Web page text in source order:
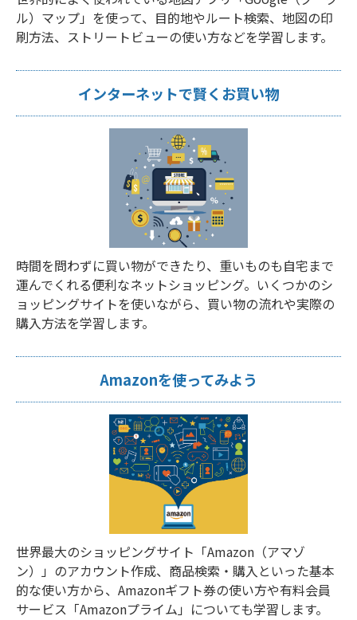
ル）マップ」を使って、目的地やルート検索、地図の印
刷方法、ストリートビューの使い方などを学習します。
インターネットで賢くお買い物
時間を問わずに買い物ができたり、重いものも自宅まで
運んでくれる便利なネットショッピング。いくつかのシ
ョッピングサイトを使いながら、買い物の流れや実際の
購入方法を学習します。
Amazonを使ってみよう
世界最大のショッピングサイト「Amazon（アマゾ
ン）」のアカウント作成、商品検索・購入といった基本
的な使い方から、Amazonギフト券の使い方や有料会員
サービス「Amazonプライム」についても学習します。